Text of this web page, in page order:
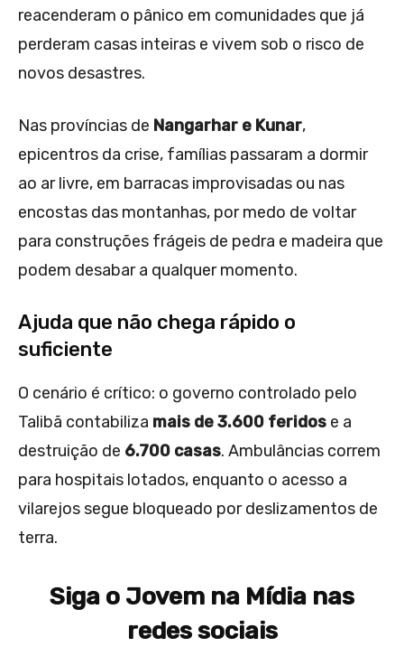
reacenderam o pânico em comunidades que já
perderam casas inteiras e vivem sob o risco de
novos desastres.
Nas províncias de Nangarhar e Kunar,
epicentros da crise, famílias passaram a dormir
ao ar livre, em barracas improvisadas ou nas
encostas das montanhas, por medo de voltar
para construções frágeis de pedra e madeira que
podem desabar a qualquer momento.
Ajuda que não chega rápido o
suficiente
O cenário é crítico: o governo controlado pelo
Talibã contabiliza mais de 3.600 feridos e a
destruição de 6.700 casas. Ambulâncias correm
para hospitais lotados, enquanto o acesso a
vilarejos segue bloqueado por deslizamentos de
terra.
Siga o Jovem na Mídia nas
redes sociais